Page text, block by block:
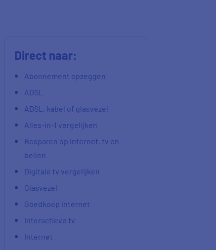
Direct naar:
Abonnement opzeggen
ADSL
ADSL, kabel of glasvezel
Alles-in-1 vergelijken
Besparen op internet, tv en
bellen
Digitale tv vergelijken
Glasvezel
Goedkoop internet
Interactieve tv
Internet